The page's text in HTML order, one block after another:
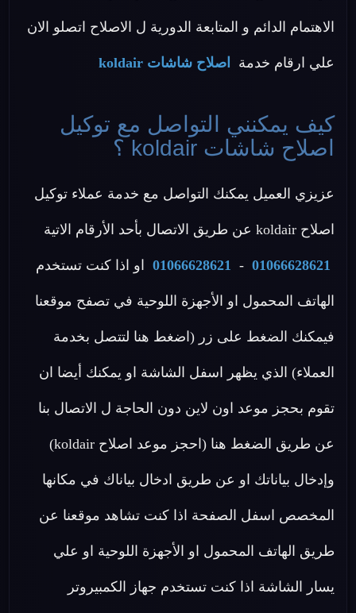
الاهتمام الدائم و المتابعة الدورية ل الاصلاح اتصلو الان
علي ارقام خدمة اصلاح شاشات koldair
كيف يمكنني التواصل مع توكيل
اصلاح شاشات koldair ؟
عزيزي العميل يمكنك التواصل مع خدمة عملاء توكيل
اصلاح koldair عن طريق الاتصال بأحد الأرقام الاتية
01066628621
-
01066628621 او اذا كنت تستخدم
الهاتف المحمول او الأجهزة اللوحية في تصفح موقعنا
فيمكنك الضغط على زر (اضغط هنا لتتصل بخدمة
العملاء) الذي يظهر اسفل الشاشة او يمكنك أيضا ان
تقوم بحجز موعد اون لاين دون الحاجة ل الاتصال بنا
عن طريق الضغط هنا (احجز موعد اصلاح koldair)
وإدخال بياناتك او عن طريق ادخال بياناك في مكانها
المخصص اسفل الصفحة اذا كنت تشاهد موقعنا عن
طريق الهاتف المحمول او الأجهزة اللوحية او علي
يسار الشاشة اذا كنت تستخدم جهاز الكمبيروتر